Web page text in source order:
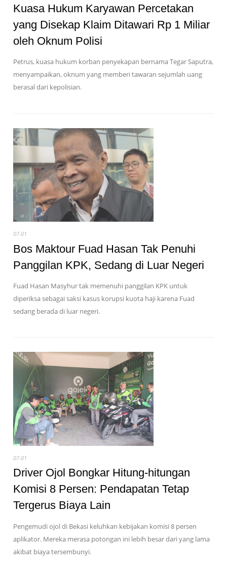
Kuasa Hukum Karyawan Percetakan
yang Disekap Klaim Ditawari Rp 1 Miliar
oleh Oknum Polisi
Petrus, kuasa hukum korban penyekapan bernama Tegar Saputra,
menyampaikan, oknum yang memberi tawaran sejumlah uang
berasal dari kepolisian.
07-01
Bos Maktour Fuad Hasan Tak Penuhi
Panggilan KPK, Sedang di Luar Negeri
Fuad Hasan Masyhur tak memenuhi panggilan KPK untuk
diperiksa sebagai saksi kasus korupsi kuota haji karena Fuad
sedang berada di luar negeri.
07-01
Driver Ojol Bongkar Hitung-hitungan
Komisi 8 Persen: Pendapatan Tetap
Tergerus Biaya Lain
Pengemudi ojol di Bekasi keluhkan kebijakan komisi 8 persen
aplikator. Mereka merasa potongan ini lebih besar dari yang lama
akibat biaya tersembunyi.